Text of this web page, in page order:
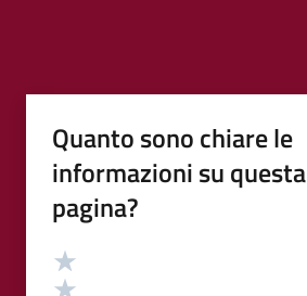
Quanto sono chiare le
informazioni su questa
pagina?
Valutazione